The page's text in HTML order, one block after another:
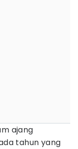
ajang
tahun yang